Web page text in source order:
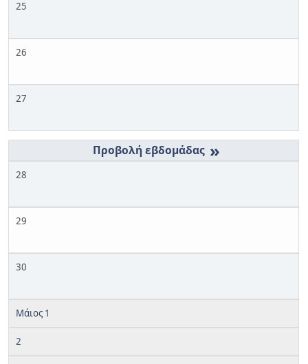
25
26
27
»
28
29
30
Μάιος 1
2